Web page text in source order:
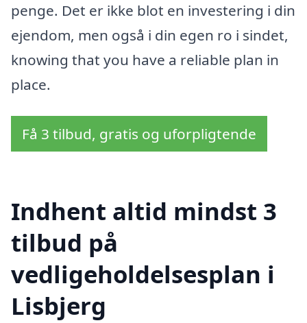
penge. Det er ikke blot en investering i din
ejendom, men også i din egen ro i sindet,
knowing that you have a reliable plan in
place.
Få 3 tilbud, gratis og uforpligtende
Indhent altid mindst 3
tilbud på
vedligeholdelsesplan i
Lisbjerg